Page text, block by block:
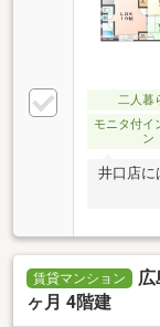
二人暮
モニタ付イ
ン
井口店
賃貸マンション
ヶ月 4階建